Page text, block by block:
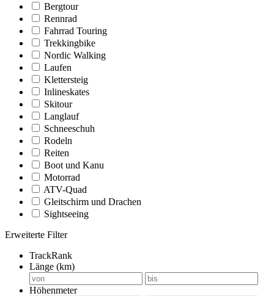
Bergtour
Rennrad
Fahrrad Touring
Trekkingbike
Nordic Walking
Laufen
Klettersteig
Inlineskates
Skitour
Langlauf
Schneeschuh
Rodeln
Reiten
Boot und Kanu
Motorrad
ATV-Quad
Gleitschirm und Drachen
Sightseeing
Erweiterte Filter
TrackRank
Länge (km)
Höhenmeter